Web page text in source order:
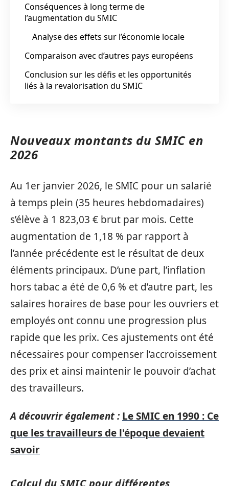
Conséquences à long terme de
l’augmentation du SMIC
Analyse des effets sur l’économie locale
Comparaison avec d’autres pays européens
Conclusion sur les défis et les opportunités
liés à la revalorisation du SMIC
Nouveaux montants du SMIC en
2026
Au 1er janvier 2026, le SMIC pour un salarié
à temps plein (35 heures hebdomadaires)
s’élève à 1 823,03 € brut par mois. Cette
augmentation de 1,18 % par rapport à
l’année précédente est le résultat de deux
éléments principaux. D’une part, l’inflation
hors tabac a été de 0,6 % et d’autre part, les
salaires horaires de base pour les ouvriers et
employés ont connu une progression plus
rapide que les prix. Ces ajustements ont été
nécessaires pour compenser l’accroissement
des prix et ainsi maintenir le pouvoir d’achat
des travailleurs.
A découvrir également : Le SMIC en 1990 : Ce
que les travailleurs de l'époque devaient
savoir
Calcul du SMIC pour différentes